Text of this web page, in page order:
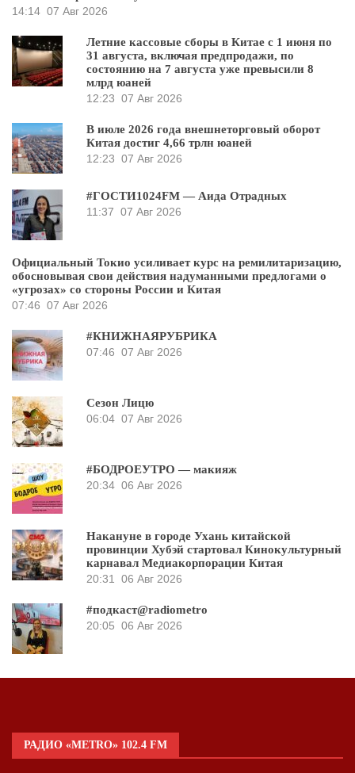
14:14 07 Авг 2026
Летние кассовые сборы в Китае с 1 июня по
31 августа, включая предпродажи, по
состоянию на 7 августа уже превысили 8
млрд юаней
12:23 07 Авг 2026
В июле 2026 года внешнеторговый оборот
Китая достиг 4,66 трлн юаней
12:23 07 Авг 2026
#ГОСТИ1024FM — Аида Отрадных
11:37 07 Авг 2026
Официальный Токио усиливает курс на ремилитаризацию,
обосновывая свои действия надуманными предлогами о
«угрозах» со стороны России и Китая
07:46 07 Авг 2026
#КНИЖНАЯРУБРИКА
07:46 07 Авг 2026
Сезон Лицю
06:04 07 Авг 2026
#БОДРОЕУТРО — макияж
20:34 06 Авг 2026
Накануне в городе Ухань китайской
провинции Хубэй стартовал Кинокультурный
карнавал Медиакорпорации Китая
20:31
06 Авг 2026
#подкаст@radiometro
20:05 06 Авг 2026
РАДИО «METRO» 102.4 FM